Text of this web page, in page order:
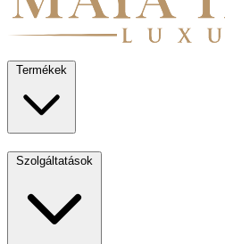
Termékek
Szolgáltatások